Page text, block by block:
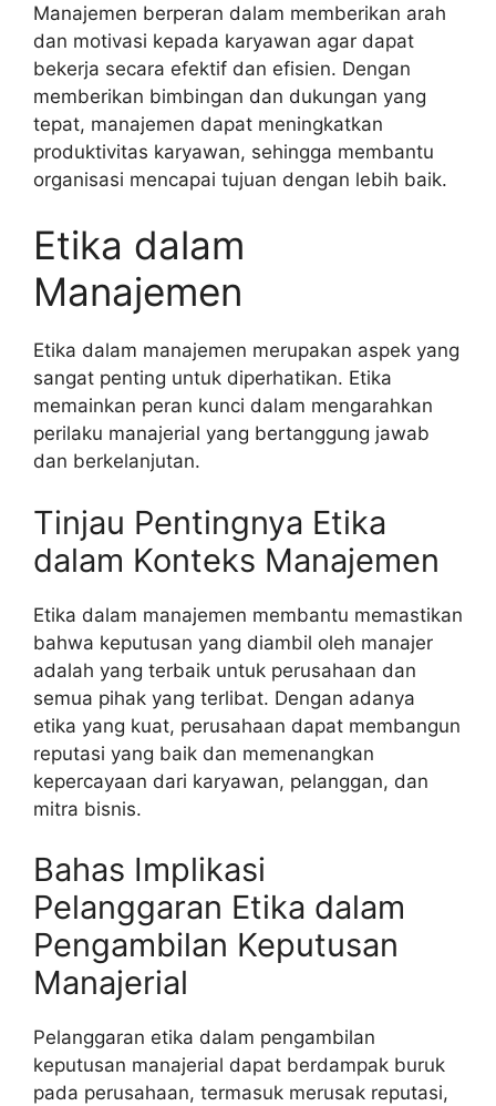
Manajemen berperan dalam memberikan arah
dan motivasi kepada karyawan agar dapat
bekerja secara efektif dan efisien. Dengan
memberikan bimbingan dan dukungan yang
tepat, manajemen dapat meningkatkan
produktivitas karyawan, sehingga membantu
organisasi mencapai tujuan dengan lebih baik.
Etika dalam
Manajemen
Etika dalam manajemen merupakan aspek yang
sangat penting untuk diperhatikan. Etika
memainkan peran kunci dalam mengarahkan
perilaku manajerial yang bertanggung jawab
dan berkelanjutan.
Tinjau Pentingnya Etika
dalam Konteks Manajemen
Etika dalam manajemen membantu memastikan
bahwa keputusan yang diambil oleh manajer
adalah yang terbaik untuk perusahaan dan
semua pihak yang terlibat. Dengan adanya
etika yang kuat, perusahaan dapat membangun
reputasi yang baik dan memenangkan
kepercayaan dari karyawan, pelanggan, dan
mitra bisnis.
Bahas Implikasi
Pelanggaran Etika dalam
Pengambilan Keputusan
Manajerial
Pelanggaran etika dalam pengambilan
keputusan manajerial dapat berdampak buruk
pada perusahaan, termasuk merusak reputasi,